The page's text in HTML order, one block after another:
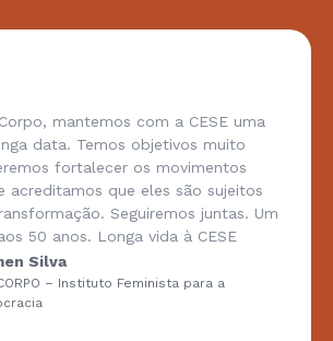
mantemos com a CESE uma
data. Temos objetivos muito
fortalecer os movimentos
acreditamos que eles são sujeitos
Seguiremos juntas. Um
50 anos. Longa vida à CESE
Silva
– Instituto Feminista para a